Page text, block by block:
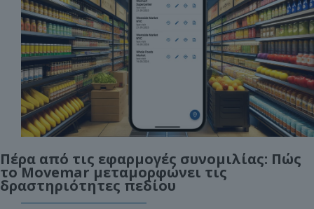
Πέρα από τις εφαρμογές συνομιλίας: Πώς
το Movemar μεταμορφώνει τις
δραστηριότητες πεδίου